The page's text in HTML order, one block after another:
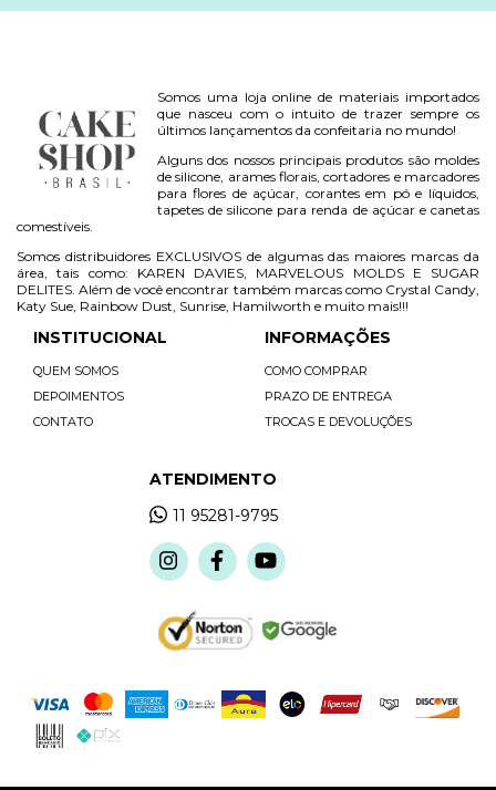
Somos uma loja online de materiais importados
que nasceu com o intuito de trazer sempre os
últimos lançamentos da confeitaria no mundo!
Alguns dos nossos principais produtos são moldes
de silicone, arames florais, cortadores e marcadores
para flores de açúcar, corantes em pó e líquidos,
tapetes de silicone para renda de açúcar e canetas
comestíveis.
Somos distribuidores EXCLUSIVOS de algumas das maiores marcas da
área, tais como: KAREN DAVIES, MARVELOUS MOLDS E SUGAR
DELITES. Além de você encontrar também marcas como Crystal Candy,
Katy Sue, Rainbow Dust, Sunrise, Hamilworth e muito mais!!!
INSTITUCIONAL
QUEM SOMOS
DEPOIMENTOS
CONTATO
INFORMAÇÕES
COMO COMPRAR
PRAZO DE ENTREGA
TROCAS E DEVOLUÇÕES
ATENDIMENTO
11 95281-9795